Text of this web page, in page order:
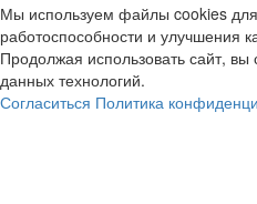
Мы используем файлы cookies
работоспособности и улучшения
Продолжая использовать сайт,
данных технологий.
Согласиться Политика